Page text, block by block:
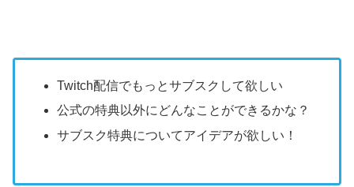
Twitch配信でもっとサブスクして欲しい
公式の特典以外にどんなことができるかな？
サブスク特典についてアイデアが欲しい！